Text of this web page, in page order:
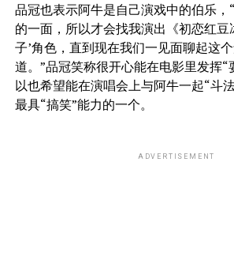
品冠也表示阿牛是自己演戏中的伯乐，
的一面，所以才会找我演出《初恋红豆
子’角色，直到现在我们一见面聊起这
道。”品冠笑称很开心能在电影里发挥“
以也希望能在演唱会上与阿牛一起“斗
最具“搞笑”能力的一个。
ADVERTISEMENT